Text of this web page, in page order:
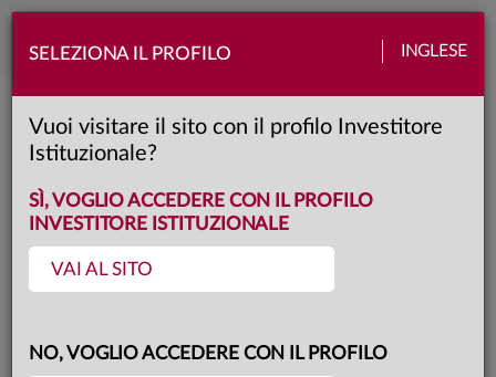
SELEZIONA IL PROFILO INGLESE
Vuoi visitare il sito con il profilo Investitore
Istituzionale?
SÌ, VOGLIO ACCEDERE CON IL PROFILO
INVESTITORE ISTITUZIONALE
VAI AL SITO
NO, VOGLIO ACCEDERE CON IL PROFILO
Toggle
Anima Valore Globale
Classe: Y
Questa è una comunicazione di marketing. Si prega di consultare il prospetto e